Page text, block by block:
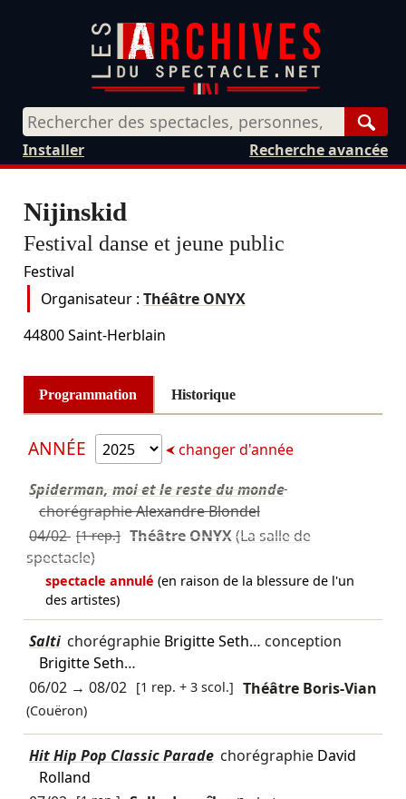
Recherche avancée
Installer
Nijinskid
Festival danse et jeune public
Festival
Organisateur : Théâtre ONYX
44800 Saint-Herblain
Programmation Historique
ANNÉE changer d'année
Spiderman, moi et le reste du monde
chorégraphieAlexandre Blondel
04/02 [1 rep.] Théâtre ONYX(La salle de
spectacle)
spectacle annulé(en raison de la blessure de l'un
des artistes)
Salti chorégraphie Brigitte Seth… conception
Brigitte Seth…
06/02→ 08/02 [1 rep. + 3 scol.] Théâtre Boris-Vian
(Couëron)
Hit Hip Pop Classic Parade chorégraphie David
Rolland